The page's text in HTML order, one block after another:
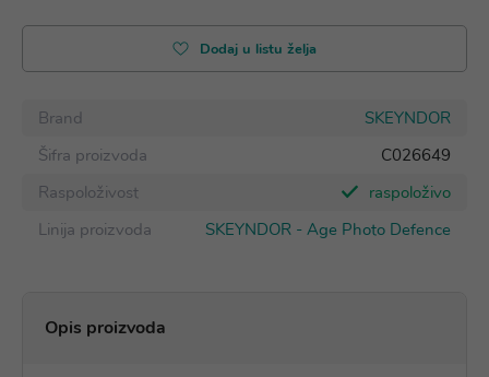
Dodaj u listu želja
Brand
SKEYNDOR
Šifra proizvoda
C026649
Raspoloživost
raspoloživo
Linija proizvoda
SKEYNDOR - Age Photo Defence
Opis proizvoda